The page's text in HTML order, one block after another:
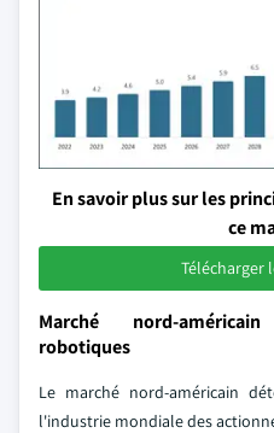
En savoir plus sur les
ce
Télécharger
Marché nord-
robotiques
Le marché nord-américain
l'industrie mondiale des